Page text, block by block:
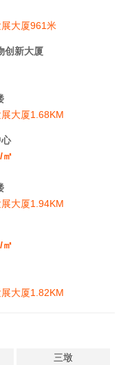
大厦961米
创新大厦
大厦1.68KM
㎡
大厦1.94KM
㎡
大厦1.82KM
三墩